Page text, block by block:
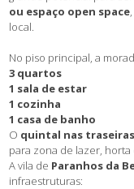
ou espaço open space
local.
No piso principal, a
3 quartos
1 sala de estar
1 cozinha
1 casa de banho
O quintal nas traseiras
para zona de lazer, horta
A vila de Paranhos da
infraestruturas: